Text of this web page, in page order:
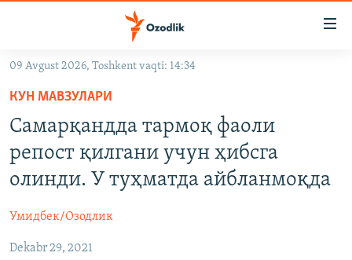
Асосий
навигацияга
ўтинг
Қидиришга
ўтинг
OZODARXIV
На русском
ИЖТИМОИЙ ТАРМОҚЛАР
09 Avgust 2026, Toshkent vaqti: 14:34
КУН МАВЗУЛАРИ
Самарқандда тармоқ фаоли
репост қилгани учун ҳибсга
олинди. У туҳматда айбланмоқда
Умидбек/Озодлик
Dekabr 29, 2021